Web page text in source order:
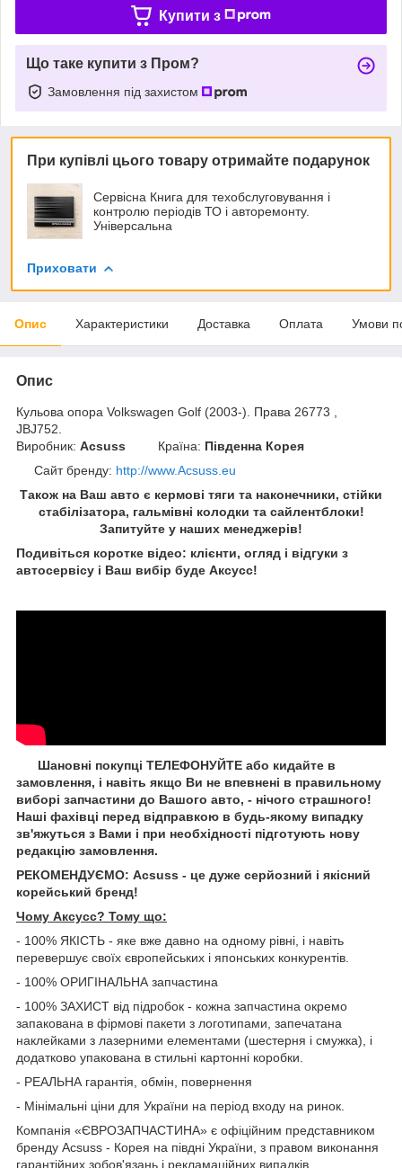
Купити з
Що таке купити з Пром?
Замовлення під захистом
При купівлі цього товару отримайте подарунок
Сервісна Книга для техобслуговування і
контролю періодів ТО і авторемонту.
Універсальна
Приховати
Опис Характеристики Доставка Оплата Умови
Опис
Кульова опора Volkswagen Golf (2003-). Права 26773 ,
JBJ752.
Виробник: Acsuss Країна: Південна Корея
Сайт бренду: http://www.Acsuss.eu
Також на Ваш авто є кермові тяги та наконечники, стійки
стабілізатора, гальмівні колодки та сайлентблоки!
Запитуйте у наших менеджерів!
Подивіться коротке відео: клієнти, огляд і відгуки з
автосервісу і Ваш вибір буде Aксусс!
Шановні покупці ТЕЛЕФОНУЙТЕ або кидайте в
замовлення, і навіть якщо Ви не впевнені в правильному
виборі запчастини до Вашого авто, - нічого страшного!
Наші фахівці перед відправкою в будь-якому випадку
зв'яжуться з Вами і при необхідності підготують нову
редакцію замовлення.
РЕКОМЕНДУЄМО: Acsuss - це дуже серйозний і якісний
корейський бренд!
Чому Aксусс? Тому що:
- 100% ЯКІСТЬ - яке вже давно на одному рівні, і навіть
перевершує своїх європейських і японських конкурентів.
- 100% ОРИГІНАЛЬНА запчастина
- 100% ЗАХИСТ від підробок - кожна запчастина окремо
запакована в фірмові пакети з логотипами, запечатана
наклейками з лазерними елементами (шестерня і смужка), і
додатково упакована в стильні картонні коробки.
- РЕАЛЬНА гарантія, обмін, повернення
- Мінімальні ціни для України на період входу на ринок.
Компанія «ЄВРОЗАПЧАСТИНА» є офіційним представником
бренду Acsuss - Корея на півдні України, з правом виконання
гарантійних зобов'язань і рекламаційних випадків